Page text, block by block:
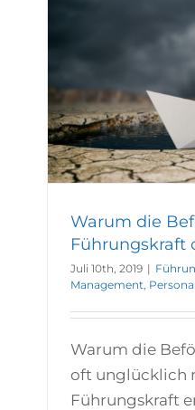
Warum die
Führungskraft
Juli 10th, 2019 |
Management
Warum die
oft unglücklich
Führungskraft